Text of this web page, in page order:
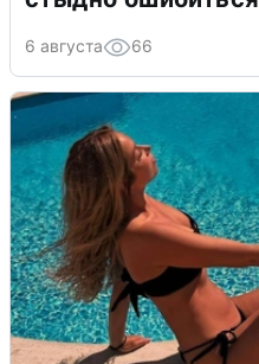
6 августа 66